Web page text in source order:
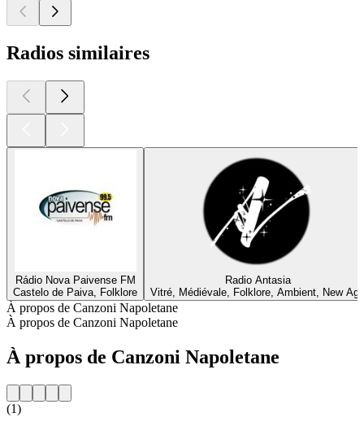
Radios similaires
Rádio Nova Paivense FM
Castelo de Paiva, Folklore
Radio Antasia
Vitré, Médiévale, Folklore, Ambient, New Age
À propos de Canzoni Napoletane
À propos de Canzoni Napoletane
À propos de Canzoni Napoletane
(1)